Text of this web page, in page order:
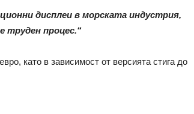
дисплеи в морската индустрия,
труден процес.“
като в зависимост от версията стига до